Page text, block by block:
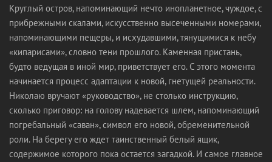
Круглый остров, напоминающий нечто инопланетное, чуждое, с
прибрежными скалами, искусственно высеченными номерами,
напоминающими пещеры, и исхудавшими, тянущимися к небу
«кипарисами», словно тени прошлого. Каменная пристань,
будто ведущая в иной мир, приветствует его. С этого момента
начинается процесс адаптации к новой, гнетущей реальности.
Николаю вручают «руководство», не столько инструкцию,
сколько приговор: на голову надевается шлем, напоминающий
погребальный «саван», символ его новой, обременительной
роли. На берегу его ждет таинственный белый ящик,
содержимое которого пока остается загадкой. И самое главное